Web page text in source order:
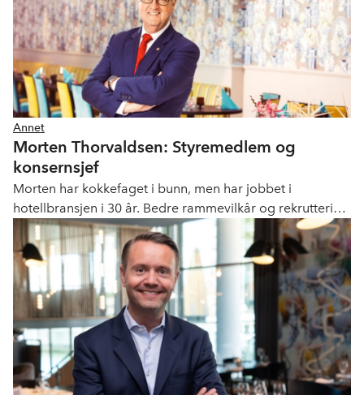
Annet
Morten Thorvaldsen: Styremedlem og
konsernsjef
Morten har kokkefaget i bunn, men har jobbet i
hotellbransjen i 30 år. Bedre rammevilkår og rekruttering
er to av hjertesakene han brenner for.